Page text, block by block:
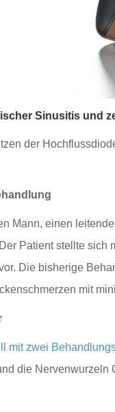
Sinusitis und
der
Mann, einen
Patient stellte
Die bisherige
mit
mit zwei
die Nervenwurzeln